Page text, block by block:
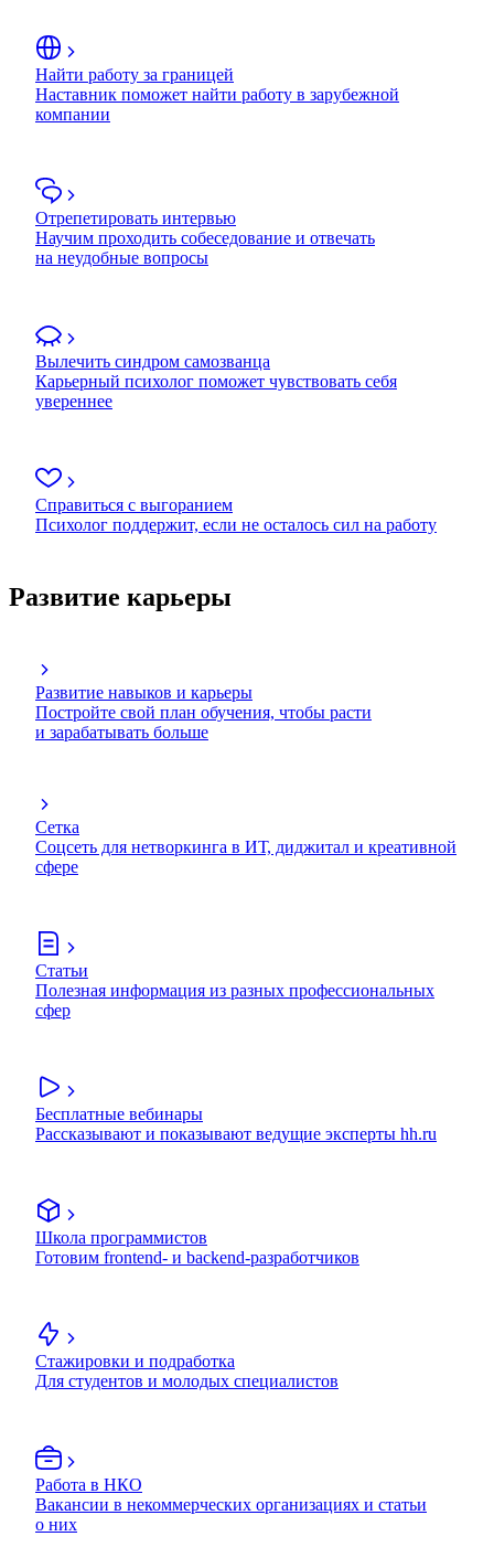
Найти работу за границей
Наставник поможет найти работу в зарубежной
компании
Отрепетировать интервью
Научим проходить собеседование и отвечать
на неудобные вопросы
Вылечить синдром самозванца
Карьерный психолог поможет чувствовать себя
увереннее
Справиться с выгоранием
Психолог поддержит, если не осталось сил на работу
Развитие карьеры
Развитие навыков и карьеры
Постройте свой план обучения, чтобы расти
и зарабатывать больше
Сетка
Соцсеть для нетворкинга в ИТ, диджитал и креативной
сфере
Статьи
Полезная информация из разных профессиональных
сфер
Бесплатные вебинары
Рассказывают и показывают ведущие эксперты hh.ru
Школа программистов
Готовим frontend- и backend-разработчиков
Стажировки и подработка
Для студентов и молодых специалистов
Работа в НКО
Вакансии в некоммерческих организациях и статьи
о них